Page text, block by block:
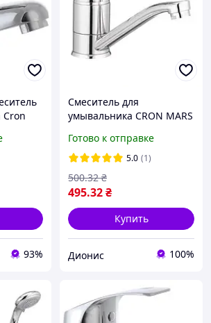
Cron
93%
Смеситель для
умывальника CRON MARS
Готово к отправке
5.0 (1)
495.32₴
500.32 ₴
Купить
Дионис 100%